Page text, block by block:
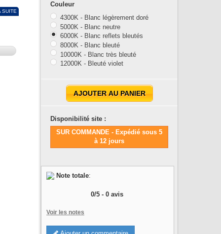
SUITE
Couleur
4300K - Blanc légèrement doré
5000K - Blanc neutre
6000K - Blanc reflets bleutés
8000K - Blanc bleuté
10000K - Blanc très bleuté
12000K - Bleuté violet
AJOUTER AU PANIER
Disponibilité site :
SUR COMMANDE - Expédié sous 5
à 12 jours
Note totale:
0/5 - 0 avis
Voir les notes